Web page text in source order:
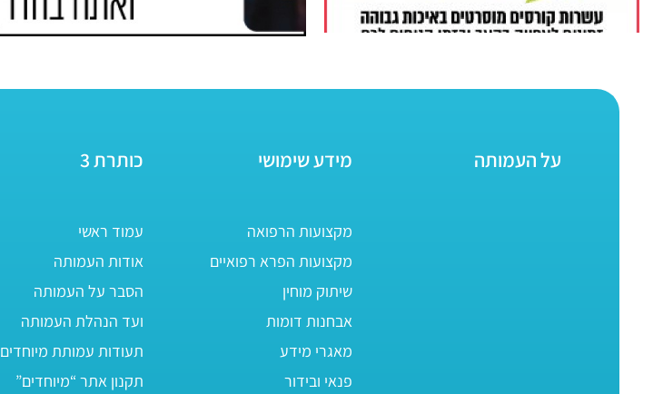
על העמותה מידע שימושי
מקצועות הרפואה
מקצועות הפרא רפואיים
שיתוק מוחין
אבחנות דומות
מאגרי מידע
פנאי ובידור
כותרת 3
עמוד ראשי
אודות העמותה
הסבר על העמותה
ועד הנהלת העמותה
תעודות עמותת מיוחדים
תקנון אתר “מיוחדים”